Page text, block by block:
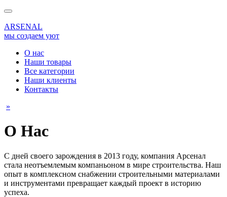
ARSENAL
мы создаем уют
О нас
Наши товары
Все категории
Наши клиенты
Контакты
»
О Нас
С дней своего зарождения в 2013 году, компания Арсенал
стала неотъемлемым компаньоном в мире строительства. Наш
опыт в комплексном снабжении строительными материалами
и инструментами превращает каждый проект в историю
успеха.